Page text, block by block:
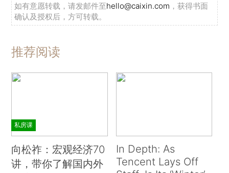
如有意愿转载，请发邮件至hello@caixin.com ，获得书面
确认及授权后，方可转载。
推荐阅读
私房课
向松祚：宏观经济70
讲，带你了解国内外
In Depth: As
Tencent Lays Off